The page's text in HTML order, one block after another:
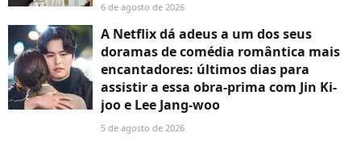
6 de agosto de 2026
A Netflix dá adeus a um dos seus
doramas de comédia romântica mais
encantadores: últimos dias para
assistir a essa obra-prima com Jin Ki-
joo e Lee Jang-woo
5 de agosto de 2026